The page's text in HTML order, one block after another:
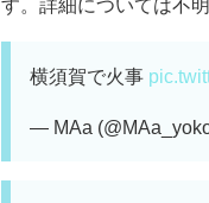
す。詳細については不
横須賀で火事
— MAa